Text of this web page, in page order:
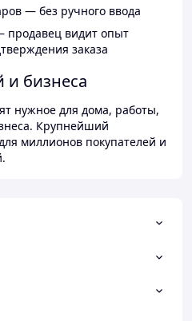
— без ручного ввода
продавец видит опыт
заказа
бизнеса
нужное для дома, работы,
Крупнейший
миллионов покупателей и